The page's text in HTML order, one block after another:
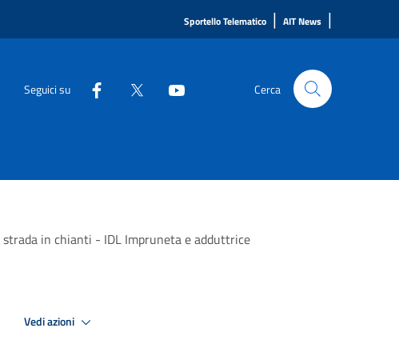
Sportello Telematico | AIT News |
Seguici su Cerca
in chianti - IDL Impruneta e adduttrice
Vedi azioni